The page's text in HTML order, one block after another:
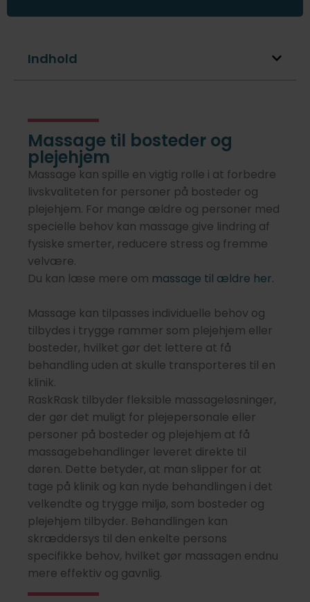
Indhold
Massage til bosteder og
plejehjem
Massage kan spille en vigtig rolle i at forbedre
livskvaliteten for personer på bosteder og
plejehjem. For mange ældre og personer med
specielle behov kan massage give lindring af
fysiske smerter, reducere stress og fremme
velvære.
Du kan læse mere om massage til ældre her.
Massage kan tilpasses individuelle behov og
tilbydes i trygge rammer som plejehjem eller
bosteder, hvilket gør det lettere at få
behandling uden at skulle transporteres til en
klinik.
RaskRask tilbyder fleksible massageløsninger,
der gør det muligt for plejepersonale eller
personer på bosteder og plejehjem at få
massagebehandlinger leveret direkte til
døren. Dette betyder, at man slipper for at
tage på klinik og kan nyde behandlingen i det
velkendte og trygge miljø, som bosteder og
plejehjem tilbyder. Behandlingen kan
skræddersys til den enkelte persons
specifikke behov, hvilket gør massagen endnu
mere effektiv og gavnlig.